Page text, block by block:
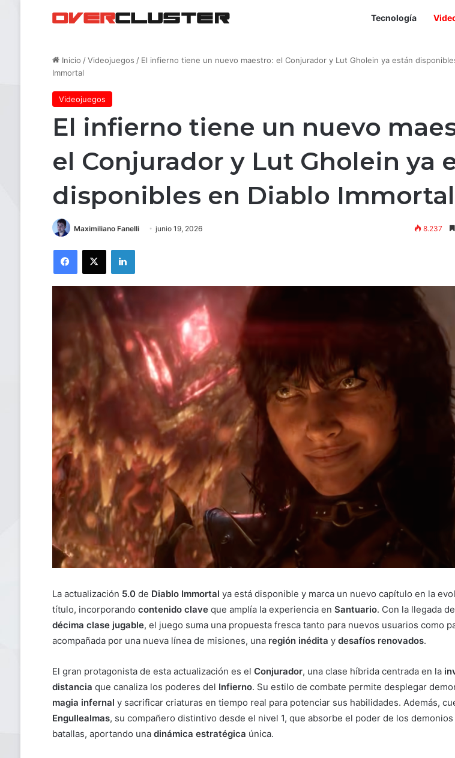
Tecnología
Inicio /Videojuegos / El infierno tiene un nuevo maestro: el Conjurador y Lut Gholein ya están
Immortal
Videojuegos
El infierno tiene un nuevo
el Conjurador y Lut Gholein ya
disponibles en Diablo Immortal
Maximiliano Fanelli junio 19, 2026 8.237
Facebook
X LinkedIn
La actualización 5.0de Diablo Immortal ya está disponible y marca un nuevo capítulo en la
título, incorporando contenido claveque amplía la experiencia en Santuario. Con la llegada
décima clase jugable, el juego suma una propuesta fresca tanto para nuevos usuarios como
acompañada por una nueva línea de misiones, una región inédita y desafíos renovados.
El gran protagonista de esta actualización es el Conjurador, una clase híbrida centrada en la
distancia que canaliza los poderes del Infierno. Su estilo de combate permite desplegar
magia infernal y sacrificar criaturas en tiempo real para potenciar sus habilidades. Además,
Engullealmas, su compañero distintivo desde el nivel 1, que absorbe el poder de los
batallas, aportando una dinámica estratégica única.